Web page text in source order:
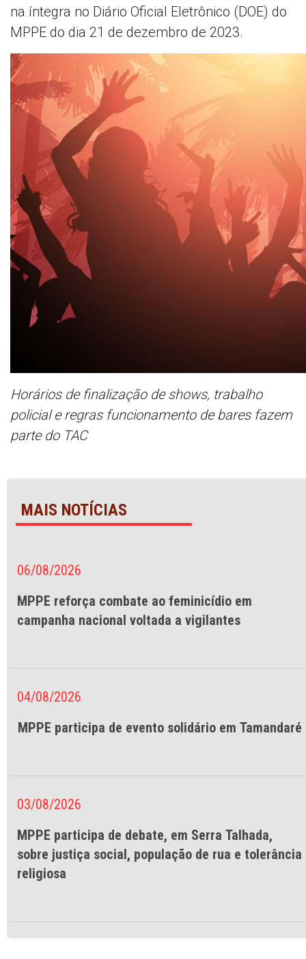
na íntegra no Diário Oficial Eletrônico (DOE) do
MPPE do dia 21 de dezembro de 2023.
Horários de finalização de shows, trabalho
policial e regras funcionamento de bares fazem
parte do TAC
MAIS NOTÍCIAS
06/08/2026
MPPE reforça combate ao feminicídio em
campanha nacional voltada a vigilantes
04/08/2026
MPPE participa de evento solidário em Tamandaré
03/08/2026
MPPE participa de debate, em Serra Talhada,
sobre justiça social, população de rua e tolerância
religiosa